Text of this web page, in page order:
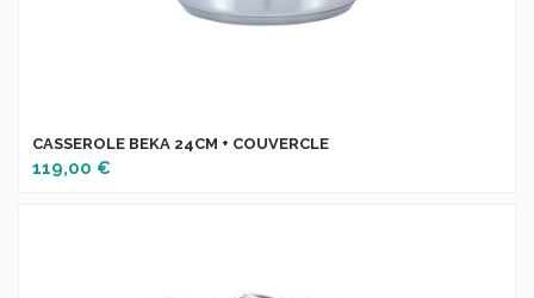
CASSEROLE BEKA 24CM + COUVERCLE
119,00 €